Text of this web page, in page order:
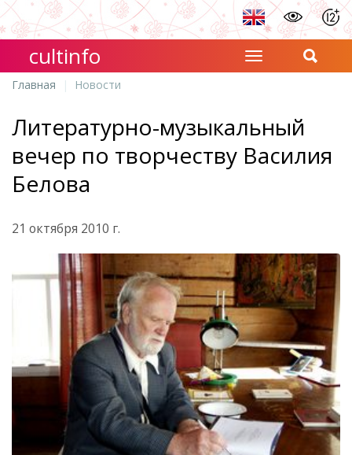
cultinfo
Главная Новости
Литературно-музыкальный
вечер по творчеству Василия
Белова
21 октября 2010 г.